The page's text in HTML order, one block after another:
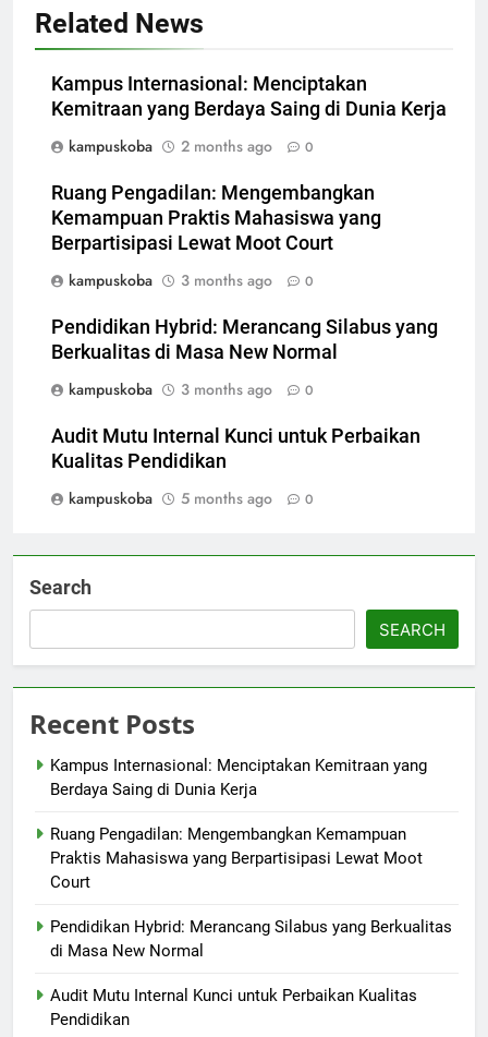
Related News
Kampus Internasional: Menciptakan
Kemitraan yang Berdaya Saing di Dunia Kerja
kampuskoba
2 months ago 0
Ruang Pengadilan: Mengembangkan
Kemampuan Praktis Mahasiswa yang
Berpartisipasi Lewat Moot Court
kampuskoba
3 months ago 0
Pendidikan Hybrid: Merancang Silabus yang
Berkualitas di Masa New Normal
kampuskoba
3 months ago 0
Audit Mutu Internal Kunci untuk Perbaikan
Kualitas Pendidikan
kampuskoba
5 months ago 0
Search
SEARCH
Recent Posts
Kampus Internasional: Menciptakan Kemitraan yang
Berdaya Saing di Dunia Kerja
Ruang Pengadilan: Mengembangkan Kemampuan
Praktis Mahasiswa yang Berpartisipasi Lewat Moot
Court
Pendidikan Hybrid: Merancang Silabus yang Berkualitas
di Masa New Normal
Audit Mutu Internal Kunci untuk Perbaikan Kualitas
Pendidikan